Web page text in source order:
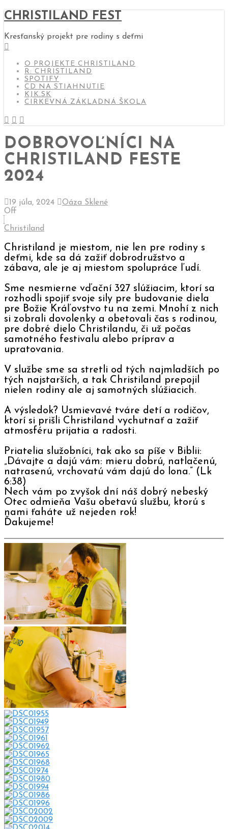
CHRISTILAND FEST
Kresťanský projekt pre rodiny s deťmi
O PROJEKTE CHRISTILAND
R: CHRISTILAND
SPOTIFY
CD NA STIAHNUTIE
KJK.SK
CIRKEVNÁ ZÁKLADNÁ ŠKOLA
DOBROVOĽNÍCI NA
CHRISTILAND FESTE
2024
19 júla, 2024
Oáza Sklené
Off
Christiland
Christiland je miestom, nie len pre rodiny s
deťmi, kde sa dá zažiť dobrodružstvo a
zábava, ale je aj miestom spolupráce ľudí.
Sme nesmierne vďační 327 slúžiacim, ktorí sa
rozhodli spojiť svoje sily pre budovanie diela
pre Božie Kráľovstvo tu na zemi. Mnohí z nich
si zobrali dovolenky a obetovali čas s rodinou,
pre dobré dielo Christilandu, či už počas
samotného festivalu alebo príprav a
upratovania.
V službe sme sa stretli od tých najmladších po
tých najstarších, a tak Christiland prepojil
nielen rodiny ale aj samotných slúžiacich.
A výsledok? Usmievavé tváre detí a rodičov,
ktorí si prišli Christiland vychutnať a zažiť
atmosféru prijatia a radosti.
Priatelia služobníci, tak ako sa píše v Biblii:
„Dávajte a dajú vám: mieru dobrú, natlačenú,
natrasenú, vrchovatú vám dajú do lona.” (Lk‬
‭6‬:‭38‬)
Nech vám po zvyšok dní náš dobrý nebeský
Otec odmieňa Vašu obetavú službu, ktorú s
nami ťaháte už nejeden rok!
Ďakujeme!